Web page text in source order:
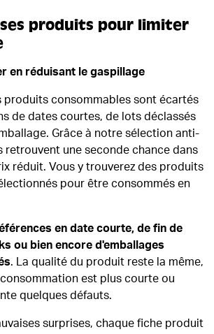
produits pour limiter
en réduisant le gaspillage
produits consommables sont écartés
de dates courtes, de lots déclassés
Grâce à notre sélection anti-
retrouvent une seconde chance dans
réduit. Vous y trouverez des produits
pour être consommés en
en date courte, de fin de
ou bien encore d'emballages
. La qualité du produit reste la même,
est plus courte ou
quelques défauts.
surprises, chaque fiche produit